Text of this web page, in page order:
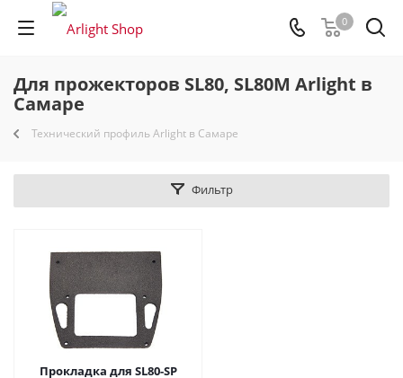
0
Для прожекторов SL80, SL80M Arlight в
Самаре
Технический профиль Arlight в Самаре
Фильтр
Прокладка для SL80-SP